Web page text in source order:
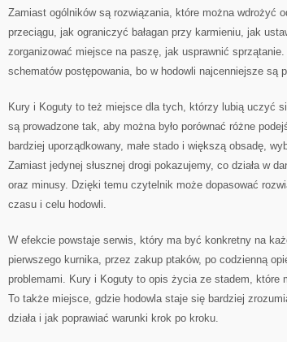
Zamiast ogólników są rozwiązania, które można wdrożyć
przeciągu, jak ograniczyć bałagan przy karmieniu, jak
zorganizować miejsce na paszę, jak usprawnić
schematów postępowania, bo w hodowli najcenniejsze są
Kury i Koguty to też miejsce dla tych, którzy lubią uczyć
są prowadzone tak, aby można było porównać różne
bardziej uporządkowany, małe stado i większą obsadę,
Zamiast jedynej słusznej drogi pokazujemy, co działa w
oraz minusy. Dzięki temu czytelnik może dopasować
czasu i celu hodowli.
W efekcie powstaje serwis, który ma być konkretny na
pierwszego kurnika, przez zakup ptaków, po codzienną
problemami. Kury i Koguty to opis życia ze stadem, które
To także miejsce, gdzie hodowla staje się bardziej
działa i jak poprawiać warunki krok po kroku.